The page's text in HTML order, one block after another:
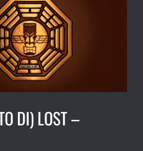
DI) LOST –